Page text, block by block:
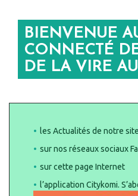
BIENVENUE
CONNECTÉ
DE LA VIRE
les Actualités de notre
sur nos réseaux sociaux
sur cette page Internet
l’application Citykomi.